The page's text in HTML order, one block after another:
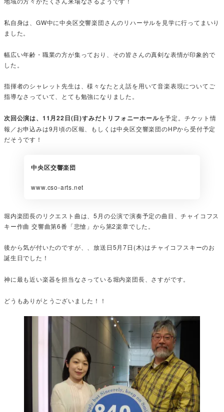
私自身は、GW中に中央区交響楽団さんのリハーサルを見学に行ってまいり
ました。
幅広い年齢・職業の方が集っており、その皆さんの真剣な表情が印象的で
した。
指揮者のシャレット先生は、様々なたとえ話を用いて音楽表現についてご
指導なさっていて、とても勉強になりました。
次回公演は、11月22日(日)すみだトリフォニーホールを予定。チケット情
報／お申込みは9月頃の区報、もしくは中央区交響楽団のHPから受付予定
だそうです！
中央区交響楽団
www.cso-arts.net
堀内楽団長のリクエスト曲は、5月の公演で演奏予定の曲目、チャイコフス
キー作曲 交響曲第6番「悲愴」から第2楽章でした。
後から気が付いたのですが、、放送日5月7日(木)はチャイコフスキーのお
誕生日でした！
神に最も近い楽器を担当なさっている堀内楽団長、さすがです。
どうもありがとうございました！！